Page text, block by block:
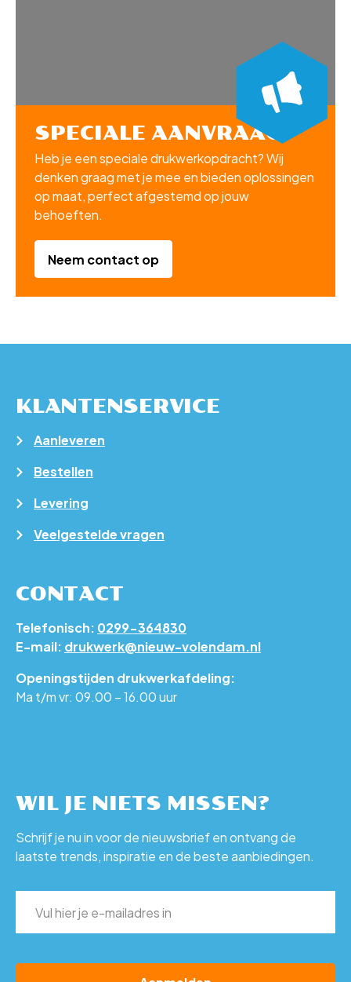
SPECIALE AANVRAAG?
Heb je een speciale drukwerkopdracht? Wij
denken graag met je mee en bieden oplossingen
op maat, perfect afgestemd op jouw
behoeften.
Neem contact op
KLANTENSERVICE
Aanleveren
Bestellen
Levering
Veelgestelde vragen
CONTACT
Telefonisch: 0299-364830
E-mail: drukwerk@nieuw-volendam.nl
Openingstijden drukwerkafdeling:
Ma t/m vr: 09.00 – 16.00 uur
WIL JE NIETS MISSEN?
Schrijf je nu in voor de nieuwsbrief en ontvang de
laatste trends, inspiratie en de beste aanbiedingen.
E-
mailadres
(Vereist)